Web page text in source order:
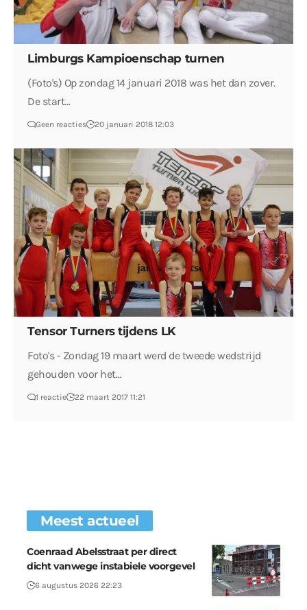
Limburgs Kampioenschap turnen
(Foto's) Op zondag 14 januari 2018 was het dan zover.
De start…
Geen reacties 20 januari 2018 12:03
Tensor Turners tijdens LK
Foto's - Zondag 19 maart werd de tweede wedstrijd
gehouden voor het…
1 reactie 22 maart 2017 11:21
Meest actueel
Coenraad Abelsstraat per direct
dicht vanwege instabiele voorgevel
6 augustus 2026 22:23